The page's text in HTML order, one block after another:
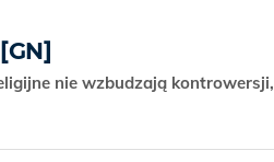
nie wzbudzają kontrowersji,